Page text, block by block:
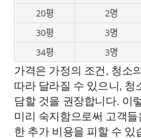
20평
2명
30평
3명
34평
3명
가격은 가정의 조건, 청소
따라 달라질 수 있으니,
담할 것을 권장합니다. 이
미리 숙지함으로써 고객
한 추가 비용을 피할 수 있